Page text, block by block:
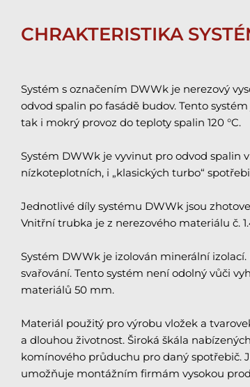
CHRAKTERISTIKA
Systém s označením DWWk je nerezový
odvod spalin po fasádě budov. Tento
tak i mokrý provoz do teploty spalin 120 °C.
Systém DWWk je vyvinut pro odvod spalin
nízkoteplotních, i „klasických turbo“
Jednotlivé díly systému DWWk jsou
Vnitřní trubka je z nerezového materiálu č.
Systém DWWk je izolován minerální
svařování. Tento systém není odolný vůči
materiálů 50 mm.
Materiál použitý pro výrobu vložek a
a dlouhou životnost. Široká škála
komínového průduchu pro daný spotřebič.
umožňuje montážním firmám vysokou